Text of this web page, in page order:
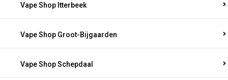
Vape Shop Itterbeek
Vape Shop Groot-Bijgaarden
Vape Shop Schepdaal